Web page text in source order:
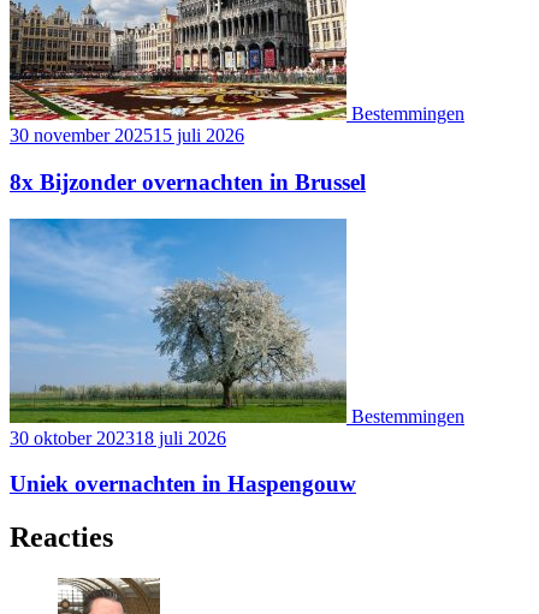
Bestemmingen
30 november 202515 juli 2026
8x Bijzonder overnachten in Brussel
Bestemmingen
30 oktober 202318 juli 2026
Uniek overnachten in Haspengouw
Reacties